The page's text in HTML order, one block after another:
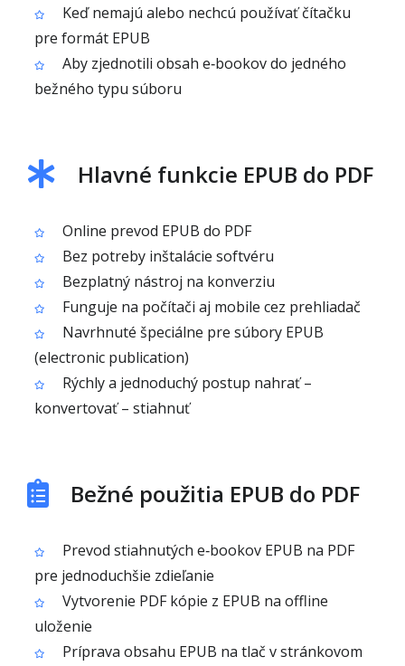
Keď nemajú alebo nechcú používať čítačku
pre formát EPUB
Aby zjednotili obsah e‑bookov do jedného
bežného typu súboru
Hlavné funkcie EPUB do PDF
Online prevod EPUB do PDF
Bez potreby inštalácie softvéru
Bezplatný nástroj na konverziu
Funguje na počítači aj mobile cez prehliadač
Navrhnuté špeciálne pre súbory EPUB
(electronic publication)
Rýchly a jednoduchý postup nahrať –
konvertovať – stiahnuť
Bežné použitia EPUB do PDF
Prevod stiahnutých e‑bookov EPUB na PDF
pre jednoduchšie zdieľanie
Vytvorenie PDF kópie z EPUB na offline
uloženie
Príprava obsahu EPUB na tlač v stránkovom